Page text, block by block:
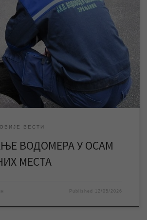
априлских рачуна, настављено је
корисника у објектима индивидуалног
спроводи у осам насељених места. Екипе
Зрењанин биће на терену
од 8 до 14 часова. Према одлуци
водомери се физичким лицима
ВЕСТИ
ВОДОМЕРА У ОСАМ
МЕСТА
Published 12/05/2026